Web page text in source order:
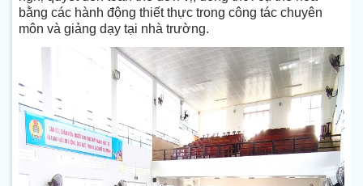
bằng các hành động thiết thực trong công tác chuyên
môn và giảng dạy tại nhà trường.